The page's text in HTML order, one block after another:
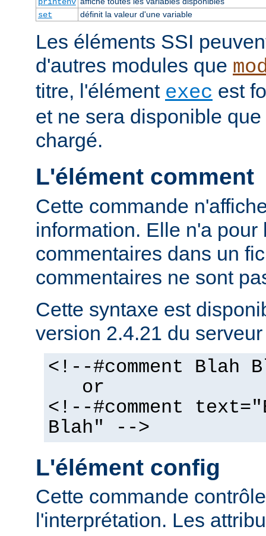
set
définit la valeur d'une variable
Les éléments SSI
d'autres modules que
titre, l'élément exec est
et ne sera disponible
chargé.
L'élément comment
Cette commande
information. Elle n'a pour
commentaires dans un
commentaires ne sont
Cette syntaxe est
version 2.4.21 du
<!--#comment Blah
or
<!--#comment
Blah" -->
L'élément config
Cette commande
l'interprétation. Les